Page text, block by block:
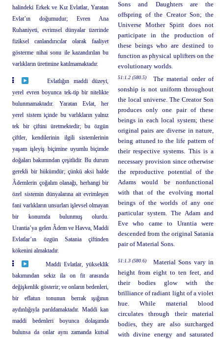
halindeki Erkek ve Kız Evlatlar, Yaratan
Evlat’ın doğumudur; Evren Ana
Ruhaniyeti, evrimsel dünyalar üzerinde
fiziksel canlandırıcılar olarak faaliyet
gösterme nihai sonu ile kazandırılan bu
varlıkların üretimine katılmamaktadır.
Sons and Daughters are the
offspring of the Creator Son; the
Universe Mother Spirit does not
participate in the production of
these beings who are destined to
function as physical uplifters on the
evolutionary worlds.
Evlatlığın maddi düzeyi,
yerel evren boyunca tek-tip bir nitelikte
bulunmamaktadır. Yaratan Evlat, her
yerel sistem içinde bu varlıkların yalnız
tek bir çiftini üretmektedir; bu özgün
çiftler, kendilerinin ilgili sistemlerinin
yaşam işleyiş biçimine uyumlu biçimde
doğaları bakımından çeşitlidir. Bu durum
gerekli bir hükümdür; çünkü aksi halde
Âdemlerin çoğalım olanağı, herhangi bir
özel sistemin dünyalarına ait evrimleşen
fani varlıkların unsurları işlevsel olmayan
bir konumda bulunmuş olurdu.
Urantia’ya gelen Âdem ve Havva, Maddi
Evlatlar’ın özgün Satania çiftinden
kökenini almaktadır.
51:1.2 (580.5)
The material order of
sonship is not uniform throughout
the local universe. The Creator Son
produces only one pair of these
beings in each local system; these
original pairs are diverse in nature,
being attuned to the life pattern of
their respective systems. This is a
necessary provision since otherwise
the reproductive potential of the
Adams would be nonfunctional
with that of the evolving mortal
beings of the worlds of any one
particular system. The Adam and
Eve who came to Urantia were
descended from the original Satania
pair of Material Sons.
Maddi Evlatlar, yükseklik
bakımından sekiz ila on fit arasında
değişkenlik gösterir; ve onların bedenleri,
bir eflatun tonunun berrak ışığının
aydınlığıyla parıldamaktadır. Maddi kan
maddi bedenleri boyunca dolaşımda
bulunsa da onlar aynı zamanda kutsal
51:1.3 (580.6)
Material Sons vary in
height from eight to ten feet, and
their bodies glow with the
brilliance of radiant light of a violet
hue. While material blood
circulates through their material
bodies, they are also surcharged
with divine energy and saturated